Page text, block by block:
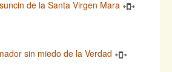
de la Santa Virgen Mara
sin miedo de la Verdad